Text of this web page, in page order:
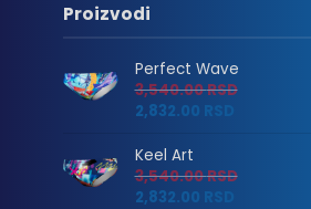
Proizvodi
Perfect Wave
3,540.00RSD
2,832.00 RSD
Keel Art
3,540.00RSD
2,832.00 RSD